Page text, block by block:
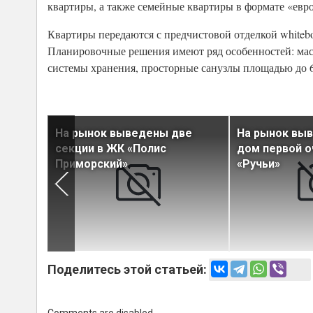
квартиры, а также семейные квартиры в формате
Квартиры передаются с предчистовой отделкой
Планировочные решения имеют ряд особенностей:
системы хранения, просторные санузлы площадью
На рынок выведены две
секции в ЖК «Полис
Приморский»
На рынок
дом первой
«Ручьи»
Поделитесь этой статьей: